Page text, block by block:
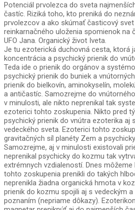
Potenciál prvolezca do sveta
častíc. Riziká toho, kto preniká do
prvolezcov a ako skúmať časticový
reinkarnačného uloženia spomienok na
UFO Jana. Organický život Iveta.
Je tu ezoterická duchovná cesta, ktorá
koncentrácia a psychický prienik do
Teda ide o prienik do orgánov a
psychický prienik do buniek a
prienik do bielkovín, aminokyselín,
a antičastíc. Samozrejme do
v minulosti, ale nikto neprenikal tak
ezoterici tohto zoskupenia. Nikto pred
psychický prienik do vnútra ezoterika aj
vedeckého sveta. Ezoterici tohto
gravitačných síl planéty Zem a
Samozrejme, aj v minulosti existovali
neprenikal psychicky do kozmu tak
extrémnych vzdialeností. Dnes
tohto zoskupenia prenikli do takých
neprenikla žiadna organická hmota v
prienik do kozmu spojili aj s vedeckým
poznaním (nepriame dôkazy).